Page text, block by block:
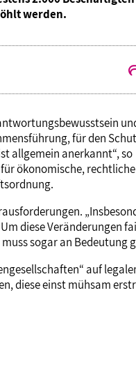
werden.
für den
allgemein anerkannt“, so
ökonomische,
diese Veränderungen
sogar an Bedeutung
auf
diese einst mühsam